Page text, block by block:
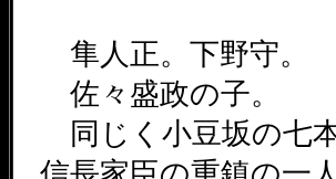
隼人正。下野守。
佐々盛政の子。
同じく小豆坂の七